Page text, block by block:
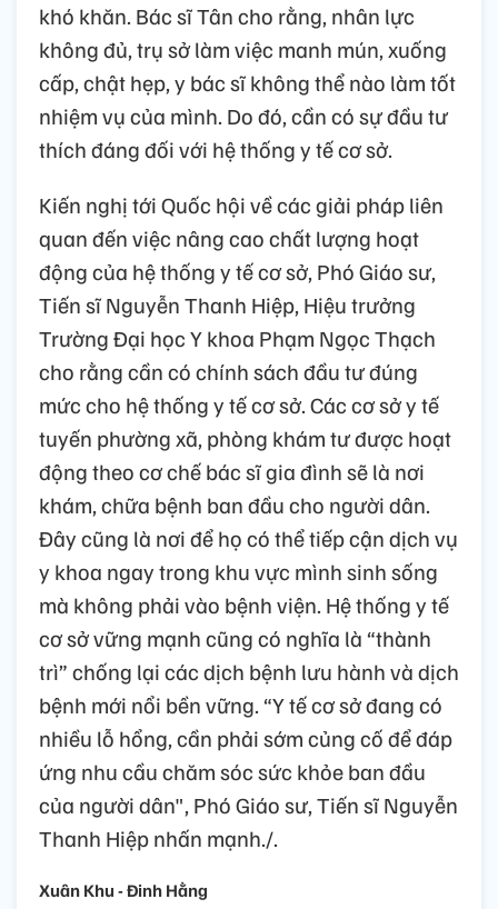
khó khăn. Bác sĩ Tân cho rằng, nhân lực
không đủ, trụ sở làm việc manh mún, xuống
cấp, chật hẹp, y bác sĩ không thể nào làm tốt
nhiệm vụ của mình. Do đó, cần có sự đầu tư
thích đáng đối với hệ thống y tế cơ sở.
Kiến nghị tới Quốc hội về các giải pháp liên
quan đến việc nâng cao chất lượng hoạt
động của hệ thống y tế cơ sở, Phó Giáo sư,
Tiến sĩ Nguyễn Thanh Hiệp, Hiệu trưởng
Trường Đại học Y khoa Phạm Ngọc Thạch
cho rằng cần có chính sách đầu tư đúng
mức cho hệ thống y tế cơ sở. Các cơ sở y tế
tuyến phường xã, phòng khám tư được hoạt
động theo cơ chế bác sĩ gia đình sẽ là nơi
khám, chữa bệnh ban đầu cho người dân.
Đây cũng là nơi để họ có thể tiếp cận dịch vụ
y khoa ngay trong khu vực mình sinh sống
mà không phải vào bệnh viện. Hệ thống y tế
cơ sở vững mạnh cũng có nghĩa là “thành
trì” chống lại các dịch bệnh lưu hành và dịch
bệnh mới nổi bền vững. “Y tế cơ sở đang có
nhiều lỗ hổng, cần phải sớm củng cố để đáp
ứng nhu cầu chăm sóc sức khỏe ban đầu
của người dân", Phó Giáo sư, Tiến sĩ Nguyễn
Thanh Hiệp nhấn mạnh./.
Xuân Khu - Đinh Hằng